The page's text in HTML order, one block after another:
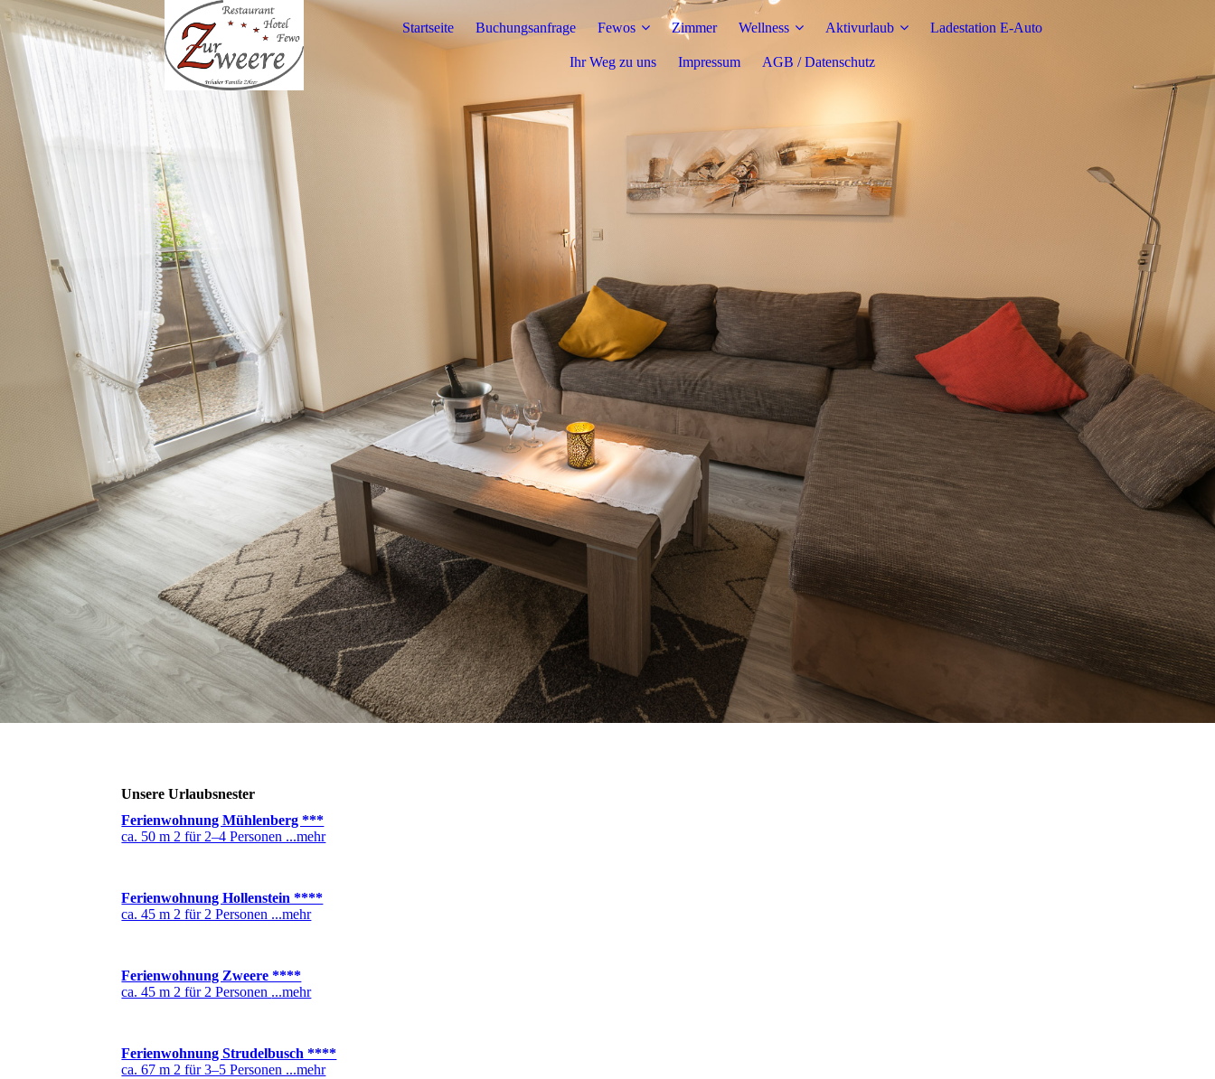
Startseite Buchungsanfrage Fewos Zimmer Wellness Aktivurlaub Ladestation E-Auto
Ihr Weg zu uns Impressum AGB / Datenschutz
Unsere Urlaubsnester
Ferienwohnung Mühlenberg ***
ca. 50 m 2 für 2–4 Personen ...mehr
Ferienwohnung Hollenstein ****
ca. 45 m 2 für 2 Personen ...mehr
Ferienwohnung Zweere ****
ca. 45 m 2 für 2 Personen ...mehr
Ferienwohnung Strudelbusch ****
ca. 67 m 2 für 3–5 Personen ...mehr